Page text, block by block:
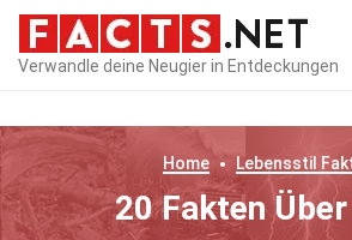
Verwandle deine Neugier in Entdeckungen
Home Lebensstil
20 Fakten